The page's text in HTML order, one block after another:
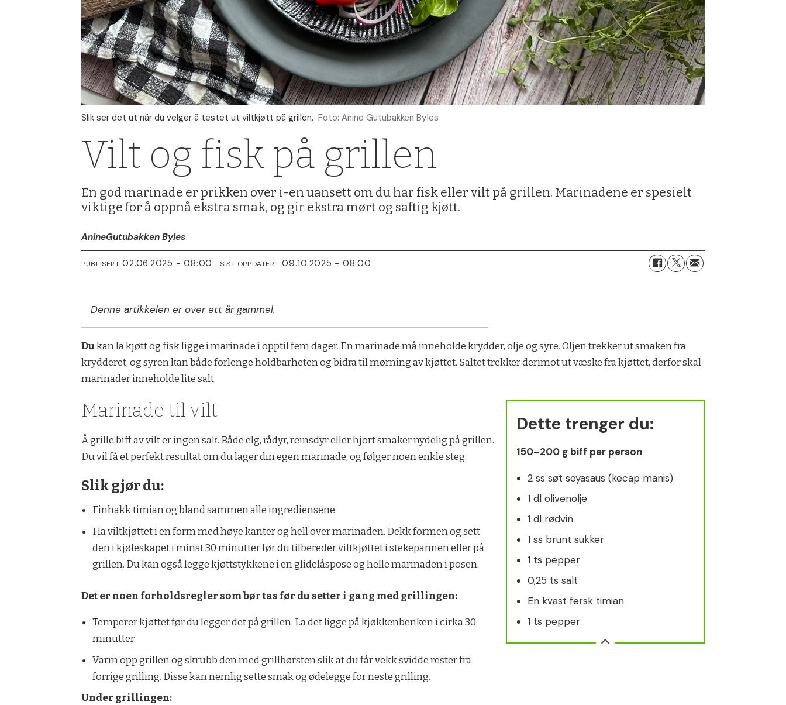
Slik ser det ut når du velger å testet ut viltkjøtt på grillen. Foto: Anine Gutubakken Byles
Vilt og fisk på grillen
En god marinade er prikken over i-en uansett om du har fisk eller vilt på grillen. Marinadene er spesielt
viktige for å oppnå ekstra smak, og gir ekstra mørt og saftig kjøtt.
AnineGutubakken Byles
PUBLISERT 02.06.2025 - 08:00 SIST OPPDATERT 09.10.2025 - 08:00
Denne artikkelen er over ett år gammel.
Dukan la kjøtt og fisk ligge i marinade i opptil fem dager. En marinade må inneholde krydder, olje og syre. Oljen trekker ut smaken fra
krydderet, og syren kan både forlenge holdbarheten og bidra til mørning av kjøttet. Saltet trekker derimot ut væske fra kjøttet, derfor skal
marinader inneholde lite salt.
Dette trenger du:
150–200 g biff per person
2 ss søt soyasaus (kecap manis)
1 dl olivenolje
1 dl rødvin
1 ss brunt sukker
1 ts pepper
0,25 ts salt
En kvast fersk timian
1 ts pepper
Marinade til vilt
Å grille biff av vilt er ingen sak. Både elg, rådyr, reinsdyr eller hjort smaker nydelig på grillen.
Du vil få et perfekt resultat om du lager din egen marinade, og følger noen enkle steg.
Slik gjør du:
Finhakk timian og bland sammen alle ingrediensene.
Ha viltkjøttet i en form med høye kanter og hell over marinaden. Dekk formen og sett
den i kjøleskapet i minst 30 minutter før du tilbereder viltkjøttet i stekepannen eller på
grillen. Du kan også legge kjøttstykkene i en glidelåspose og helle marinaden i posen.
Det er noen forholdsregler som bør tas før du setter i gang med grillingen:
Temperer kjøttet før du legger det på grillen. La det ligge på kjøkkenbenken i cirka 30
minutter.
Varm opp grillen og skrubb den med grillbørsten slik at du får vekk svidde rester fra
forrige grilling. Disse kan nemlig sette smak og ødelegge for neste grilling.
Under grillingen: